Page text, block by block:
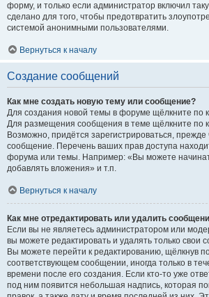
форму, и только если администратор включил
сделано для того, чтобы предотвратить
системой анонимными пользователями.
Вернуться к началу
Создание сообщений
Как мне создать новую тему или сообщение?
Для создания новой темы в форуме щёлкните по
Для размещения сообщения в теме щёлкните по
Возможно, придётся зарегистрироваться, прежде
сообщение. Перечень ваших прав доступа
форума или темы. Например: «Вы можете
добавлять вложения» и т.п.
Вернуться к началу
Как мне отредактировать или удалить
Если вы не являетесь администратором или
вы можете редактировать и удалять только свои
Вы можете перейти к редактированию, щёлкнув
соответствующем сообщении, иногда только в
времени после его создания. Если кто-то уже
под ним появится небольшая надпись, которая